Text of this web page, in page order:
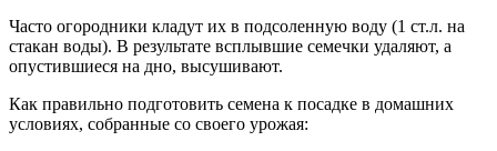
Часто огородники кладут их в подсоленную воду (1 ст.л. на
стакан воды). В результате всплывшие семечки удаляют, а
опустившиеся на дно, высушивают.
Как правильно подготовить семена к посадке в домашних
условиях, собранные со своего урожая: